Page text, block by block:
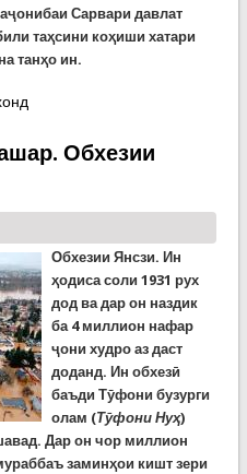
Сарвари давлат
таҳсини коҳиши хатари
танҳо ин.
Пешвои миллат дар
Обхезии
Обхезии Янсзи. Ин
ҳодиса соли 1931 рух
дод ва дар он наздик
ба 4 миллион нафар
ҷони худро аз даст
доданд. Ин обхезӣ
баъди Тӯфони бузурги
олам (Тӯфони Нуҳ)
Дар он чор миллион
заминҳои кишт зери